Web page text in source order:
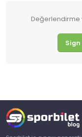
Değerlendirme
Sign